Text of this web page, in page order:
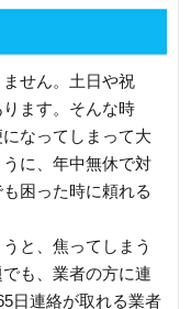
せん。土日や祝
ます。そんな時
なってしまって大
に、年中無休で対
困った時に頼れる
と、焦ってしまう
も、業者の方に連
日連絡が取れる業者